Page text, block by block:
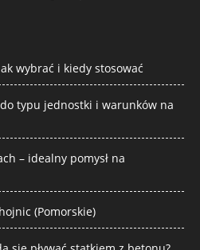
wybrać i kiedy stosować
typu jednostki i warunków na
– idealny pomysł na
(Pomorskie)